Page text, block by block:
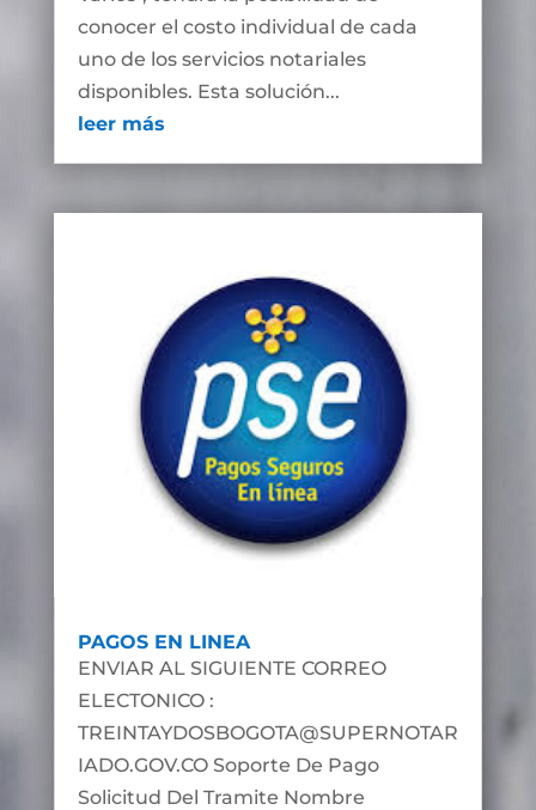
conocer el costo individual de cada
uno de los servicios notariales
disponibles. Esta solución...
leer más
PAGOS EN LINEA
ENVIAR AL SIGUIENTE CORREO
ELECTONICO :
TREINTAYDOSBOGOTA@SUPERNOTAR
IADO.GOV.CO Soporte De Pago
Solicitud Del Tramite Nombre